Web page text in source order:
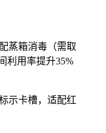
蒸箱消毒（需取
利用率提升35%
示卡槽，适配红